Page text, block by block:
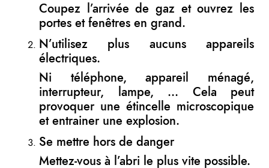
Coupez l’arrivée de gaz et ouvrez les
portes et fenêtres en grand.
N’utilisez plus aucuns appareils
électriques.
Ni téléphone, appareil ménagé,
interrupteur, lampe, … Cela peut
provoquer une étincelle microscopique
et entrainer une explosion.
Se mettre hors de danger
Mettez-vous à l’abri le plus vite possible.